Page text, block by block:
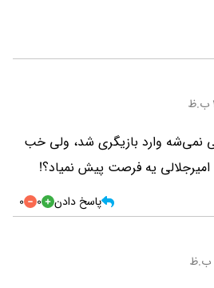
نمی‌شه وارد بازیگری شد، ولی خب
یه فرصت پیش نمیاد؟!
پاسخ دادن 0
0